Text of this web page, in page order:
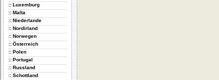
:: Luxemburg
:: Malta
:: Niederlande
:: Nordirland
:: Norwegen
:: Österreich
:: Polen
:: Portugal
:: Russland
:: Schottland